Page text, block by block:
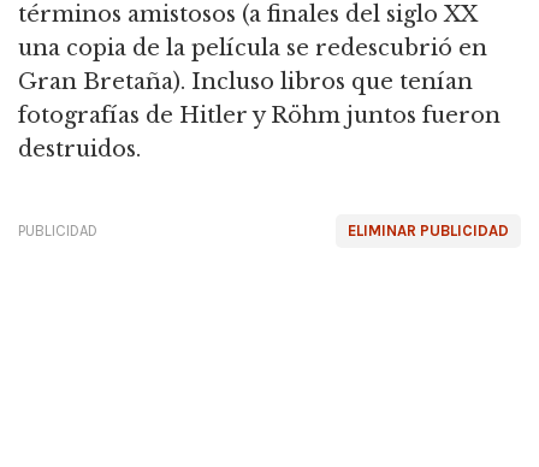
términos amistosos (a finales del siglo XX
una copia de la película se redescubrió en
Gran Bretaña). Incluso libros que tenían
fotografías de Hitler y Röhm juntos fueron
destruidos.
ELIMINAR PUBLICIDAD
PUBLICIDAD